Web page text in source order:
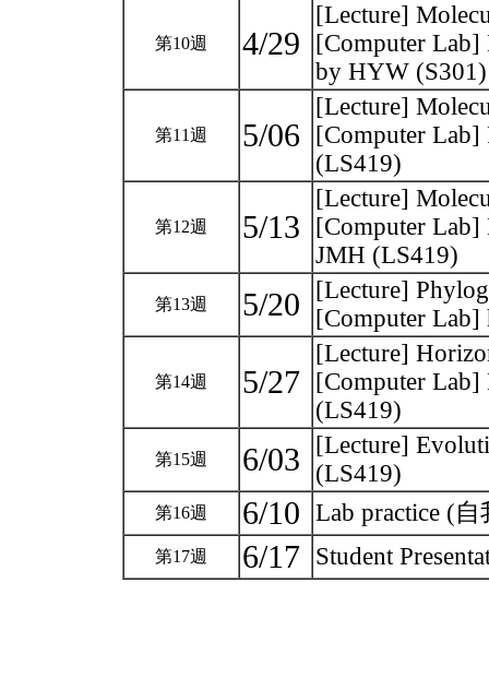
第10週 4/29
[Lecture]
[Computer Lab]
by HYW
第11週 5/06
[Lecture]
[Computer Lab]
(LS419)
第12週 5/13
[Lecture]
[Computer Lab]
JMH (LS419)
第13週 5/20
[Lecture]
[Computer
第14週 5/27
[Lecture]
[Computer
(LS419)
第15週 6/03
[Lecture]
(LS419)
第16週 6/10 Lab practice (
第17週 6/17 Student